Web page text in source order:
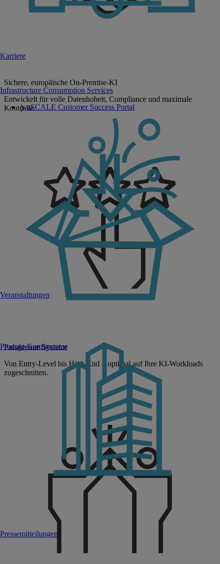
Infrastructure Consumption Services
uSCALE Customer Success Portal
Produkt-Konfigurator
Karriere
Veranstaltungen
Pressemitteilungen
Sichere, europäische On-Premise-KI
Entwickelt für volle Datenhoheit, Compliance und maximale
Kontrolle.
Passgenaue Systeme
Von Entry-Level bis High-End – optimal auf Ihre KI-Workloads
zugeschnitten.